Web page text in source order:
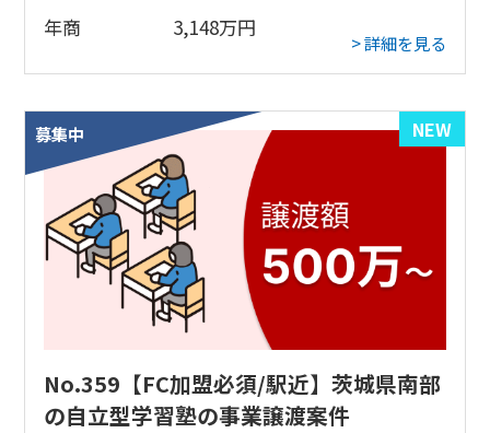
年商
3,148万円
> 詳細を見る
NEW
募集中
No.359【FC加盟必須/駅近】茨城県南部
の自立型学習塾の事業譲渡案件